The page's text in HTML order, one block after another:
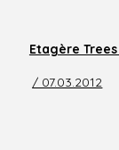
Etagère
/ 07.03.2012